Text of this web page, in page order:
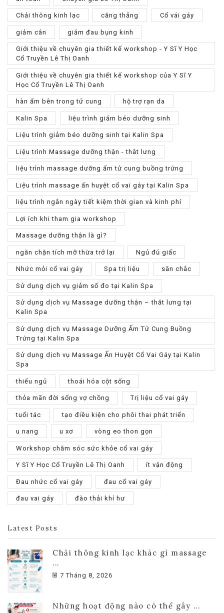
Chải thông kinh lạc căng thẳng Cổ vái gáy
giảm cân giảm đau bụng kinh
Giới thiệu về chuyên gia thiết kế workshop - Y Sĩ Y Học
Cổ Truyền Lê Thị Oanh
Giới thiệu về chuyên gia thiết kế workshop của Y Sĩ Y
Học Cổ Truyền Lê Thị Oanh
hàn ẩm bên trong tử cung hộ trợ rạn da
Kalin Spa liệu trình giảm béo dưỡng sinh
Liệu trình giảm béo dưỡng sinh tại Kalin Spa
Liệu trình Massage dưỡng thận - thắt lưng
liệu trình massage dưỡng ấm tử cung buồng trứng
Liệu trình massage ấn huyệt cổ vai gáy tại Kalin Spa
liệu trình ngắn ngày tiết kiệm thời gian và kinh phí
Lợi ích khi tham gia workshop
Massage dưỡng thận là gì?
ngăn chặn tích mỡ thừa trở lại Ngủ đủ giấc
Nhức mỏi cổ vai gáy Spa trị liệu săn chắc
Sử dụng dịch vụ giảm số đo tại Kalin Spa
Sử dụng dịch vụ Massage dưỡng thận – thắt lưng tại
Kalin Spa
Sử dụng dịch vụ Massage Dưỡng Ấm Tử Cung Buồng
Trứng tại Kalin Spa
Sử dụng dịch vụ Massage Ấn Huyệt Cổ Vai Gáy tại Kalin
Spa
thiếu ngủ thoái hóa cột sống
thỏa mãn đời sống vợ chồng Trị liệu cổ vai gáy
tuổi tác tạo điều kiện cho phôi thai phát triển
u nang u xơ vòng eo thon gọn
Workshop chăm sóc sức khỏe cổ vai gáy
Y Sĩ Y Học Cổ Truyền Lê Thị Oanh ít vận động
Đau nhức cổ vai gáy đau cổ vai gáy
đau vai gáy đào thải khí hư
Latest Posts
Chải thông kinh lạc khác gì massage
...
7 Tháng 8, 2026
Những hoạt động nào có thể gây ...